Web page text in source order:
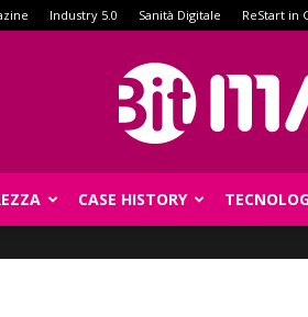
Industry 5.0 Sanità Digitale ReStart in
CASE HISTORY